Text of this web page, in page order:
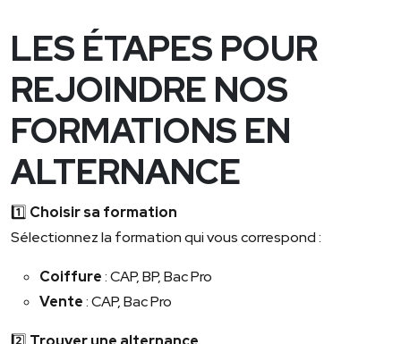
LES ÉTAPES POUR
REJOINDRE NOS
FORMATIONS EN
ALTERNANCE
1️⃣ Choisir sa formation
Sélectionnez la formation qui vous correspond :
Coiffure: CAP, BP, Bac Pro
Vente: CAP, Bac Pro